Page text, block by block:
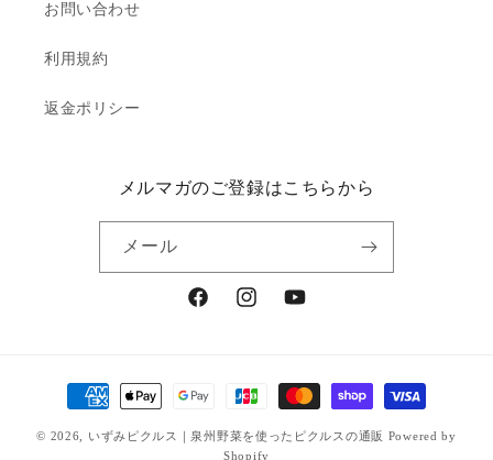
お問い合わせ
利用規約
返金ポリシー
メルマガのご登録はこちらから
メール
FacebookInstagramYouTube
決
済
方
© 2026, いずみピクルス｜泉州野菜を使ったピクルスの通販 Powered by
Shopify